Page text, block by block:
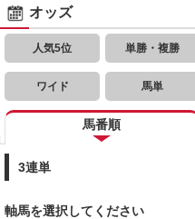
オッズ
人気5位 単勝・複勝
ワイド 馬単
馬番順
3連単
軸馬を選択してください